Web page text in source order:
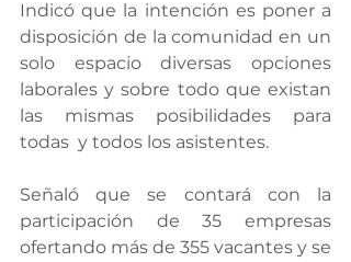
Indicó que la intención es poner a
disposición de la comunidad en un
solo espacio diversas opciones
laborales y sobre todo que existan
las mismas posibilidades para
todas  y todos los asistentes.
Señaló que se contará con la
participación de 35 empresas
ofertando más de 355 vacantes y se